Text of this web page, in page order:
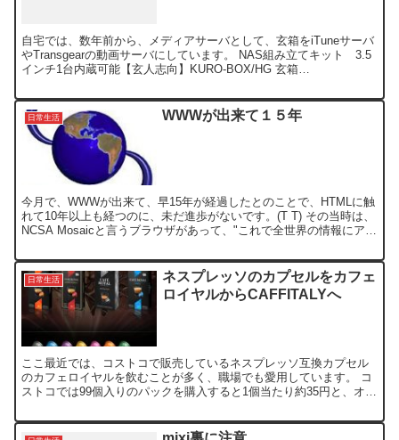
自宅では、数年前から、メディアサーバとして、玄箱をiTuneサーバ
やTransgearの動画サーバにしています。 NAS組み立てキット 3.5
インチ1台内蔵可能【玄人志向】KURO-BOX/HG 玄箱
日常生活 WWWが出来て１５年
今月で、WWWが出来て、早15年が経過したとのことで、HTMLに触
れて10年以上も経つのに、未だ進歩がないです。(T T) その当時は、
NCSA Mosaicと言うブラウザがあって、"これで全世界の情報にアク
日常生活
ネスプレッソのカプセルをカフェ
ロイヤルからCAFFITALYへ
ここ最近では、コストコで販売しているネスプレッソ互換カプセル
のカフェロイヤルを飲むことが多く、職場でも愛用しています。 コ
ストコでは99個入りのパックを購入すると1個当たり約35円と、オリ